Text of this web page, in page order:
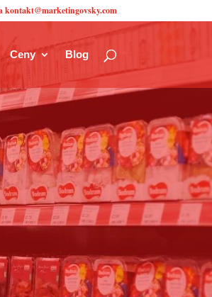
kontakt@marketingovsky.com
Ceny Blog